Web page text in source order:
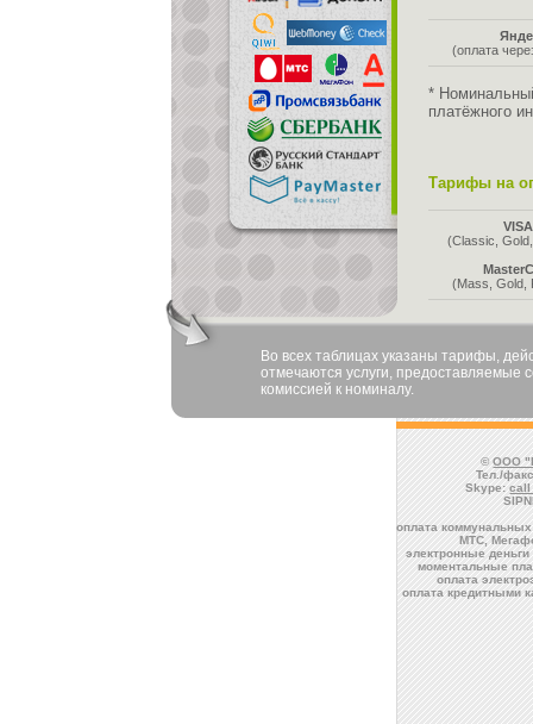
(оплата
*
платёжного
Тарифы на
VISA
(Classic,
(Mass, Gold,
Во всех таблицах указаны тарифы,
отмечаются услуги, предоставляемые
комиссией к номиналу.
©ООО
Тел./
Skype:
оплата
МТС,
электронные
моментальные
оплата
оплата кредитными